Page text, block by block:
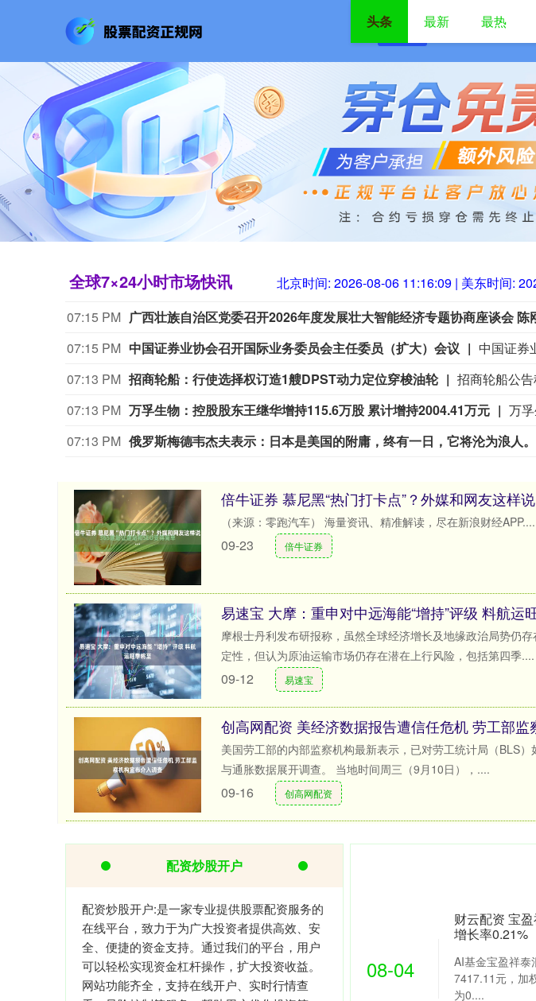
首页 配资炒股开户
全球7×24小时市场快讯 北京时间: 2026-08-06 11:16:11 | 美东时间:
07:15 PM 广西壮族自治区党委召开2026年度发展壮大智能经济专题协商座谈会 陈
07:15 PM 中国证券业协会召开国际业务委员会主任委员（扩大）会议
07:13 PM 招商轮船：行使选择权订造1艘DPST动力定位穿梭油轮
07:13 PM 万孚生物：控股股东王继华增持115.6万股 累计增持2004.41万元
07:13 PM 俄罗斯梅德韦杰夫表示：日本是美国的附庸，终有一日，它将沦为浪人。
倍牛证券 慕尼黑“热门打卡点”？外媒和网友这样
（来源：零跑汽车） 海量资讯、精准解读，尽在新浪财经APP....
09-23 倍牛证券
易速宝 大摩：重申对中远海能“增持”评级 料航运
摩根士丹利发布研报称，虽然全球经济增长及地缘政治局势仍
定性，但认为原油运输市场仍存在潜在上行风险，包括第四季....
09-12 易速宝
美国劳工部的内部监察机构最新表示，已对劳工统计局（BLS）
与通胀数据展开调查。 当地时间周三（9月10日），....
09-16 创高网配资
头条 最新 最热
08-04
财云配资 宝
增长率0.21%
AI基金宝盈祥泰
7417.11元，加
为0....
配资炒股开户
配资炒股开户:是一家专业提供股票配资服务的
在线平台，致力于为广大投资者提供高效、安
全、便捷的资金支持。通过我们的平台，用户
可以轻松实现资金杠杆操作，扩大投资收益。
网站功能齐全，支持在线开户、实时行情查